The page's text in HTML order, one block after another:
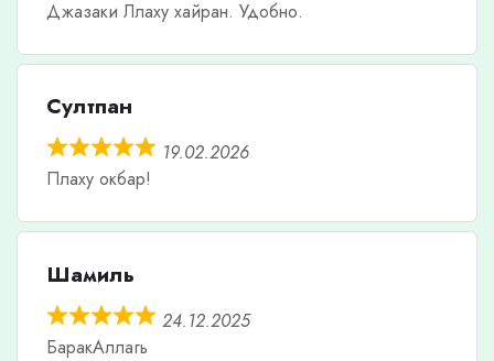
Джазаки Ллаху хайран. Удобно.
Султпан
19.02.2026
Плаху окбар!
Шамиль
24.12.2025
БаракАллагь